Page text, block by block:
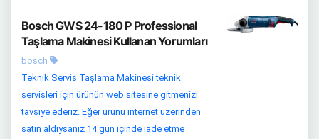
Bosch GWS 24-180 P Professional
Taşlama Makinesi Kullanan Yorumları
bosch
Teknik Servis Taşlama Makinesi teknik
servisleri için ürünün web sitesine gitmenizi
tavsiye ederiz. Eğer ürünü internet üzerinden
satın aldıysanız 14 gün içinde iade etme